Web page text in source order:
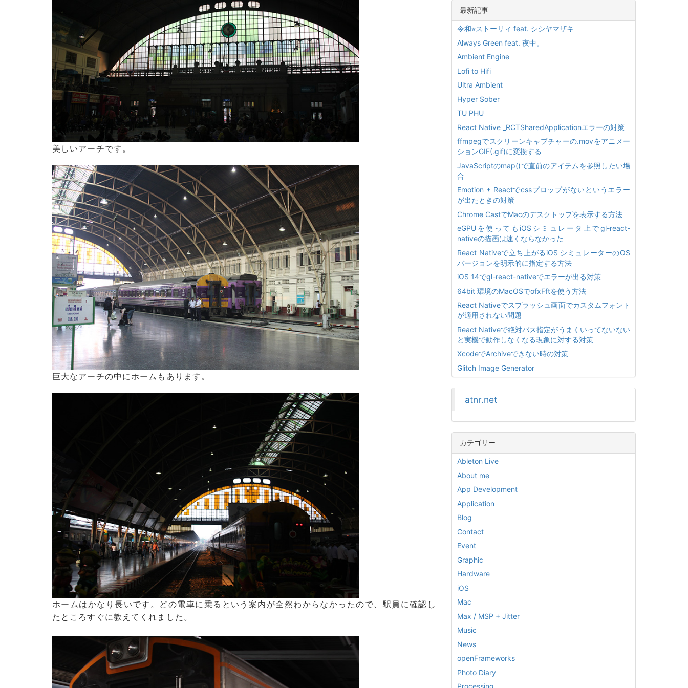
美しいアーチです。
巨大なアーチの中にホームもあります。
ホームはかなり長いです。どの電車に乗るという案内が全然わからなかったので、駅員に確認し
たところすぐに教えてくれました。
最新記事
令和⭐︎ストーリィ feat. シシヤマザキ
Always Green feat. 夜中。
Ambient Engine
Lofi to Hifi
Ultra Ambient
Hyper Sober
TU PHU
React Native _RCTSharedApplicationエラーの対策
ffmpegでスクリーンキャプチャーの.movをアニメー
ションGIF(.gif)に変換する
JavaScriptのmap()で直前のアイテムを参照したい場
合
Emotion + Reactでcssプロップがないというエラー
が出たときの対策
Chrome CastでMacのデスクトップを表示する方法
eGPUを使ってもiOSシミュレータ上でgl-react-
nativeの描画は速くならなかった
React Nativeで立ち上がるiOS シミュレーターのOS
バージョンを明示的に指定する方法
iOS 14でgl-react-nativeでエラーが出る対策
64bit 環境のMacOSでofxFftを使う方法
React Nativeでスプラッシュ画面でカスタムフォント
が適用されない問題
React Nativeで絶対パス指定がうまくいってないない
と実機で動作しなくなる現象に対する対策
XcodeでArchiveできない時の対策
Glitch Image Generator
atnr.net
カテゴリー
Ableton Live
About me
App Development
Application
Blog
Contact
Event
Graphic
Hardware
iOS
Mac
Max / MSP + Jitter
Music
News
openFrameworks
Photo Diary
Processing